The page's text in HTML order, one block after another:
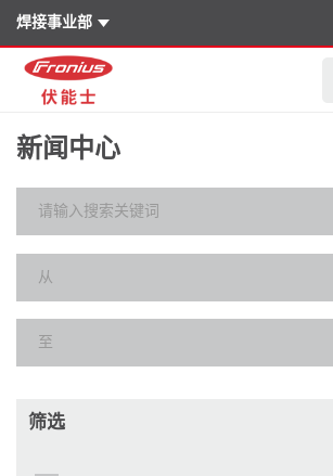
焊接事业部
新闻中心
筛选